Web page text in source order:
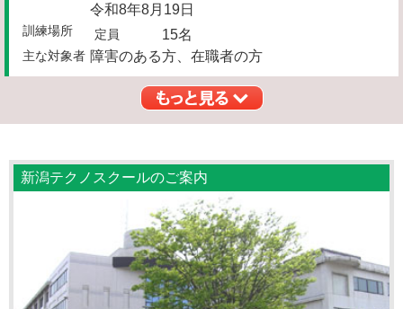
令和8年8月19日
訓練場所 定員 15名
主な対象者 障害のある方、在職者の方
新潟テクノスクールのご案内